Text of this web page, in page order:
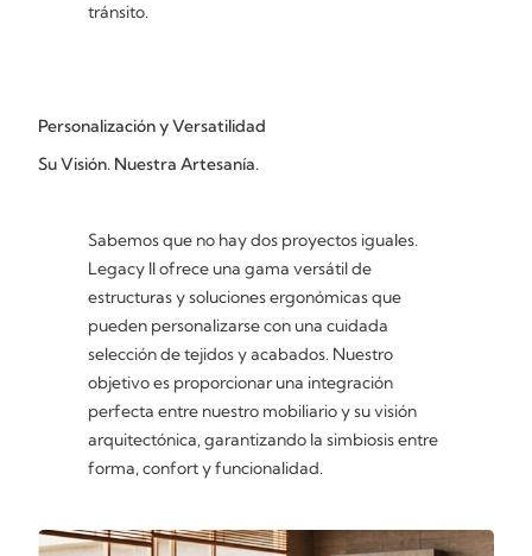
tránsito.
Personalización y Versatilidad
Su Visión. Nuestra Artesanía.
Sabemos que no hay dos proyectos iguales.
Legacy II ofrece una gama versátil de
estructuras y soluciones ergonómicas que
pueden personalizarse con una cuidada
selección de tejidos y acabados. Nuestro
objetivo es proporcionar una integración
perfecta entre nuestro mobiliario y su visión
arquitectónica, garantizando la simbiosis entre
forma, confort y funcionalidad.